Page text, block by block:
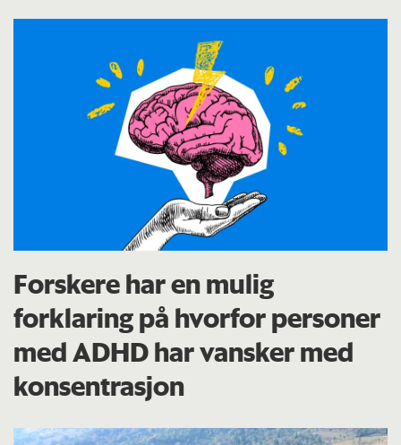
Forskere har en mulig
forklaring på hvorfor personer
med ADHD har vansker med
konsentrasjon